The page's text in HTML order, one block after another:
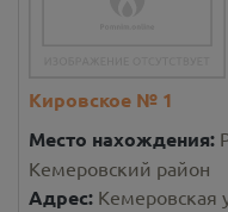
Кировское № 1
Место нахождения:
Кемеровский район
Адрес: Кемеровская